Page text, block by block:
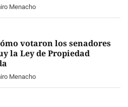
Menacho
votaron los senadores
la Ley de Propiedad
Menacho